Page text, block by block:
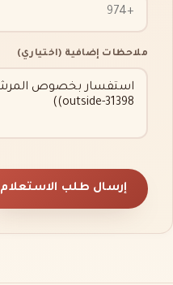
ملاحظات إضافية (اختياري)
إرسال طلب الاستعلام